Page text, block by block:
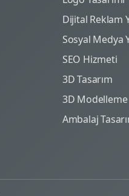
Dijital Reklam
Sosyal Medya
SEO Hizmeti
3D Tasarım
3D Modelleme
Ambalaj